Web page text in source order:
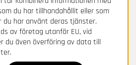
du har tillhandahållit eller som
du har använt deras tjänster.
av företag utanför EU, vid
du även överföring av data till